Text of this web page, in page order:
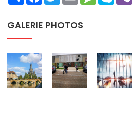
GALERIE PHOTOS